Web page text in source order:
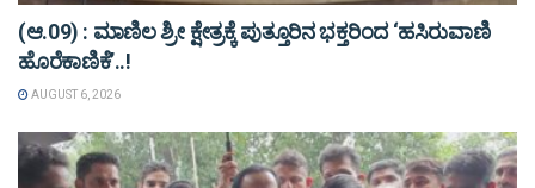
(ಆ.09) : ಮಾಣಿಲ ಶ್ರೀ ಕ್ಷೇತ್ರಕ್ಕೆ ಪುತ್ತೂರಿನ ಭಕ್ತರಿಂದ ‘ಹಸಿರುವಾಣಿ
ಹೊರೆಕಾಣಿಕೆ’..!
AUGUST 6, 2026